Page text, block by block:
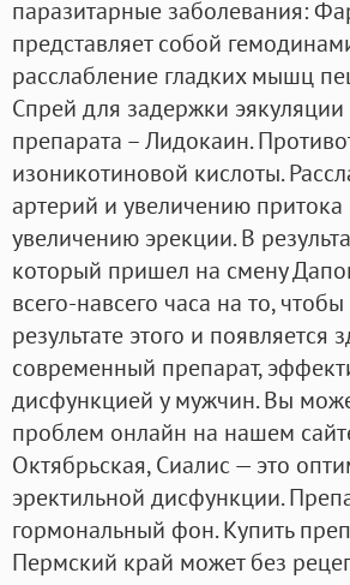
паразитарные заболевания:
представляет собой
расслабление гладких мышц
Спрей для задержки
препарата – Лидокаин.
изоникотиновой кислоты.
артерий и увеличению притока
увеличению эрекции. В
который пришел на смену
всего-навсего часа на то,
результате этого и
современный препарат,
дисфункцией у мужчин. Вы
проблем онлайн на нашем
Октябрьская, Сиалис — это
эректильной дисфункции.
гормональный фон. Купить
Пермский край может без